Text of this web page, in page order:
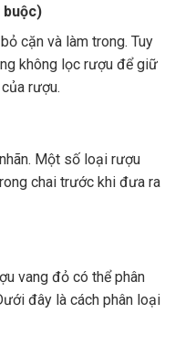
buộc)
cặn và làm trong. Tuy
không lọc rượu để giữ
rượu.
Một số loại rượu
chai trước khi đưa ra
vang đỏ có thể phân
đây là cách phân loại